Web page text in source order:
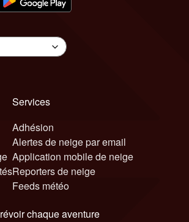
Services
Adhésion
Alertes de neige par email
Application mobile de neige
Reporters de neige
Feeds météo
Prévoir chaque aventure